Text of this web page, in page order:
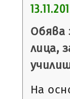
Обява
лица,
На